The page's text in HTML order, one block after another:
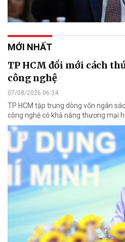
MỚI NHẤT
TP HCM đổi mới cách
công nghệ
07/08/2026 06:34
TP HCM tập trung dòng vốn ngân
công nghệ có khả năng thương mại